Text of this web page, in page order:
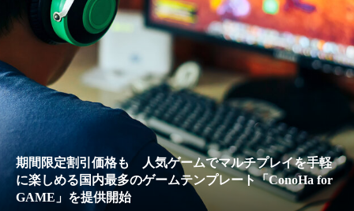
期間限定割引価格も 人気ゲームでマルチプレイを手軽
に楽しめる国内最多のゲームテンプレート「ConoHa for
GAME」を提供開始